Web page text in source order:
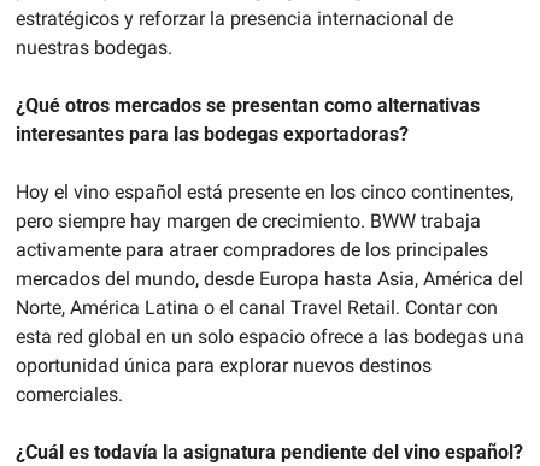
estratégicos y reforzar la presencia internacional de
nuestras bodegas.
¿Qué otros mercados se presentan como alternativas
interesantes para las bodegas exportadoras?
Hoy el vino español está presente en los cinco continentes,
pero siempre hay margen de crecimiento. BWW trabaja
activamente para atraer compradores de los principales
mercados del mundo, desde Europa hasta Asia, América del
Norte, América Latina o el canal Travel Retail. Contar con
esta red global en un solo espacio ofrece a las bodegas una
oportunidad única para explorar nuevos destinos
comerciales.
¿Cuál es todavía la asignatura pendiente del vino español?